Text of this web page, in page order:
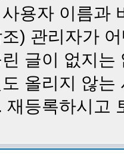
용자 이름과
) 관리자가
글이 없지
올리지 않
재등록하시고